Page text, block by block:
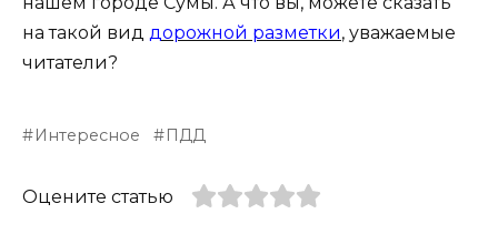
на такой вид дорожной разметки, уважаемые
читатели?
Интересное ПДД
Оцените статью